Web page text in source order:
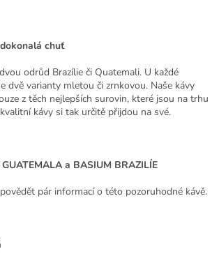
chuť
odrůd Brazílie či Quatemali. U každé
dvě varianty mletou či zrnkovou. Naše kávy
z těch nejlepších surovin, které jsou na trhu
kávy si tak určitě přijdou na své.
a BASIUM BRAZILÍE
pár informací o této pozoruhodné kávě.